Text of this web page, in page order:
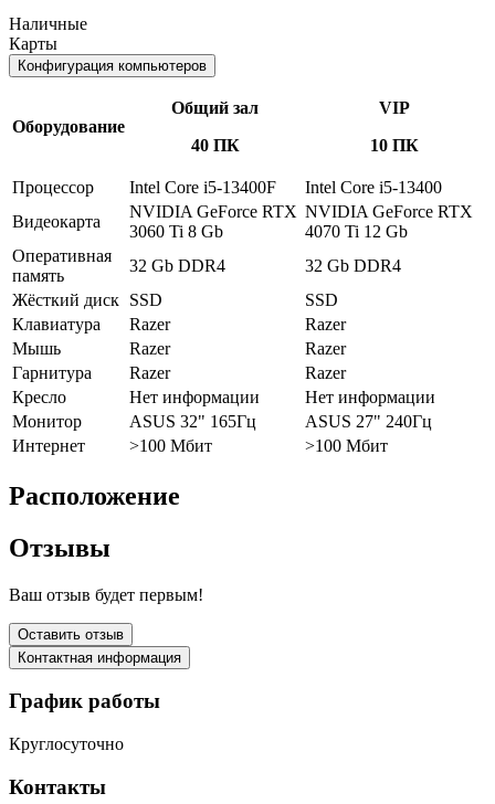
Наличные
Карты
Конфигурация компьютеров
Оборудование
Общий зал
40 ПК
VIP
10 ПК
Процессор Intel Core i5-13400F
Intel Core i5-13400
Видеокарта
NVIDIA GeForce RTX
3060 Ti 8 Gb
NVIDIA GeForce RTX
4070 Ti 12 Gb
Оперативная
память
32 Gb DDR4
32 Gb DDR4
Жёсткий диск SSD
SSD
Клавиатура
Razer
Razer
Мышь
Razer
Razer
Гарнитура
Razer
Razer
Кресло
Нет информации
Нет информации
Монитор
ASUS 32" 165Гц
ASUS 27" 240Гц
Интернет
>100 Мбит >100 Мбит
Расположение
Отзывы
Ваш отзыв будет первым!
Оставить отзыв
Контактная информация
График работы
Круглосуточно
Контакты